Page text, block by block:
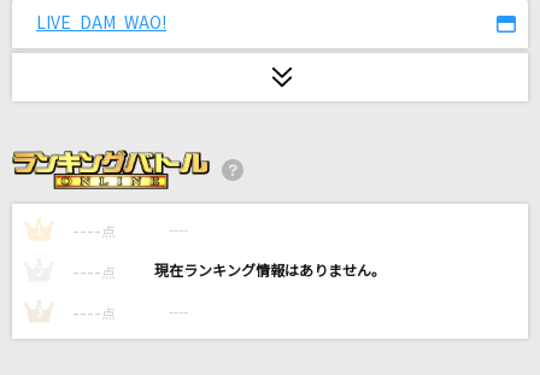
夜の踊り子
STAND ALONE
YouTubeテーマソング
HIKAKIN & SEIKIN
松山千春
LIVE DAM WAO!
1 ---- 点 ----
---- 点 ----
3 ---- 点 ----